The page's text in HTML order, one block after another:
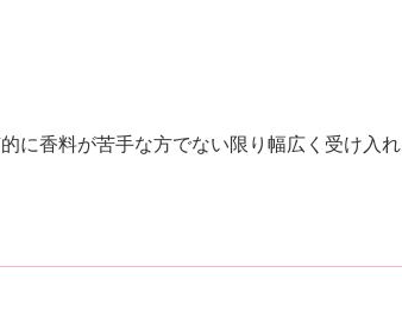
に香料が苦手な方でない限り幅広く受け入れ